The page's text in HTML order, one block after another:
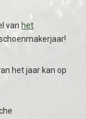
van het
het jaar kan op